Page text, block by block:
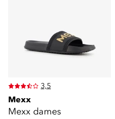
3,5
Mexx
Mexx dames